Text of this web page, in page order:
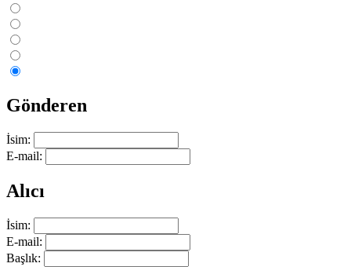
Gönderen
İsim:
E-mail:
Alıcı
İsim:
E-mail:
Başlık: